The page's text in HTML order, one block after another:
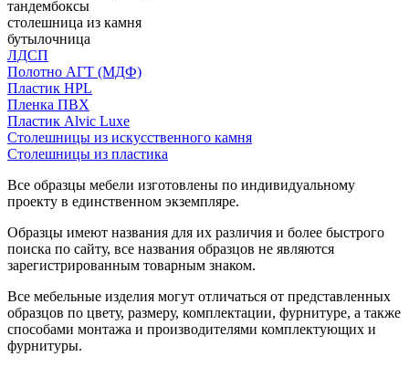
тандембоксы
столешница из камня
бутылочница
ЛДСП
Полотно АГТ (МДФ)
Пластик HPL
Пленка ПВХ
Пластик Alvic Luxe
Столешницы из искусственного камня
Столешницы из пластика
Все образцы мебели изготовлены по индивидуальному
проекту в единственном экземпляре.
Образцы имеют названия для их различия и более быстрого
поиска по сайту, все названия образцов не являются
зарегистрированным товарным знаком.
Все мебельные изделия могут отличаться от представленных
образцов по цвету, размеру, комплектации, фурнитуре, а также
способами монтажа и производителями комплектующих и
фурнитуры.